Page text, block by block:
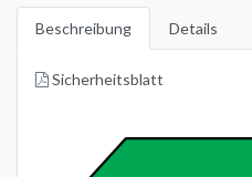
Beschreibung Details
Sicherheitsblatt